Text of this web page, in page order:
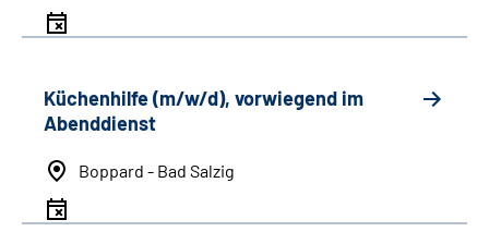
Küchenhilfe (m/w/d), vorwiegend im
Abenddienst
Boppard - Bad Salzig